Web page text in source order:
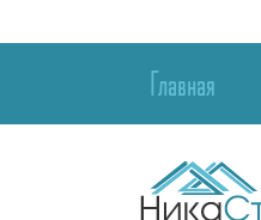
Главная